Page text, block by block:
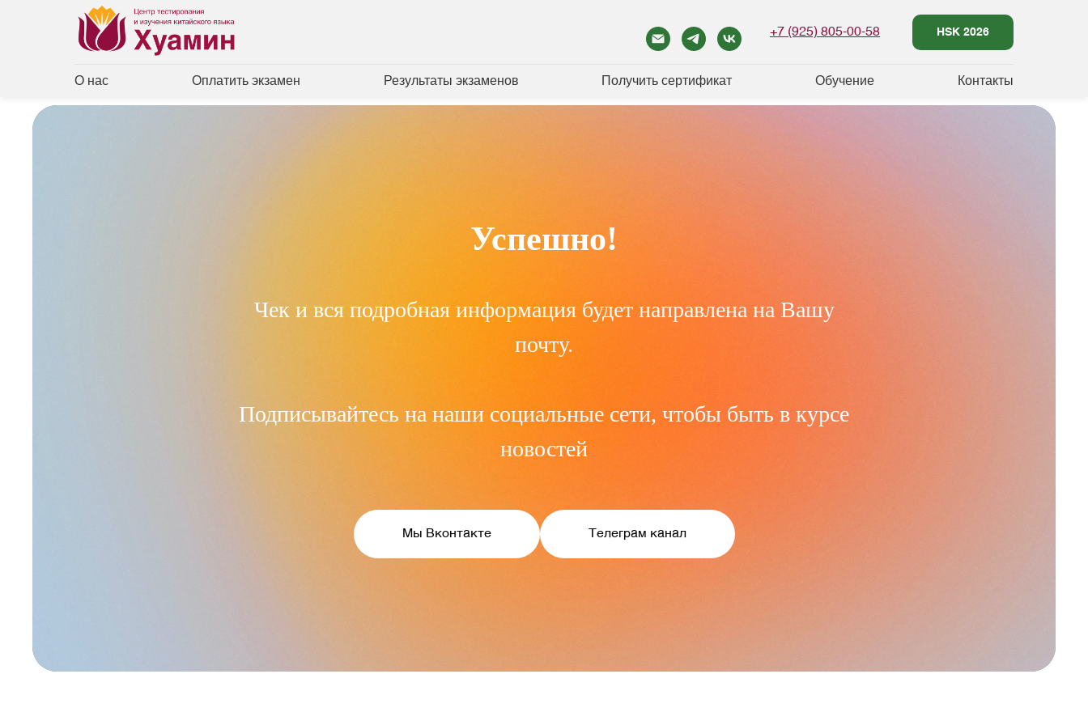
+7 (925) 805‑00‑58 HSK 2026
О нас Оплатить экзамен Результаты экзаменов Получить сертификат Обучение Контакты
Успешно!
Чек и вся подробная информация будет направлена на Вашу
почту.
Подписывайтесь на наши социальные сети, чтобы быть в курсе
новостей
Мы Вконтакте Телеграм канал